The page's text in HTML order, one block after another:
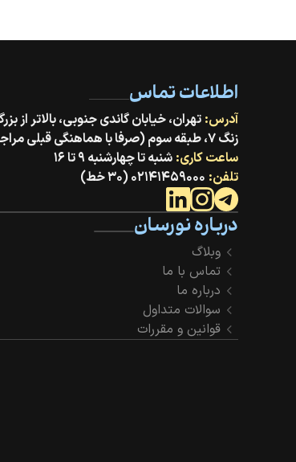
اطلاعات تماس
آدرس:
زنگ ۷، طبقه سوم (صرفا با هماهنگی قبلی مراجعه شود)
ساعت کاری: شنبه تا چهارشنبه ۹ تا ۱۶
تلفن: ۰۲۱۴۱۴۵۹۰۰۰ (۳۰ خط)
درباره نورسان
وبلاگ
تماس با ما
درباره ما
سوالات متداول
قوانین و مقررات